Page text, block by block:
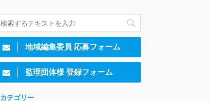
地域編集委員 応募フォーム
監理団体様 登録フォーム
カテゴリー